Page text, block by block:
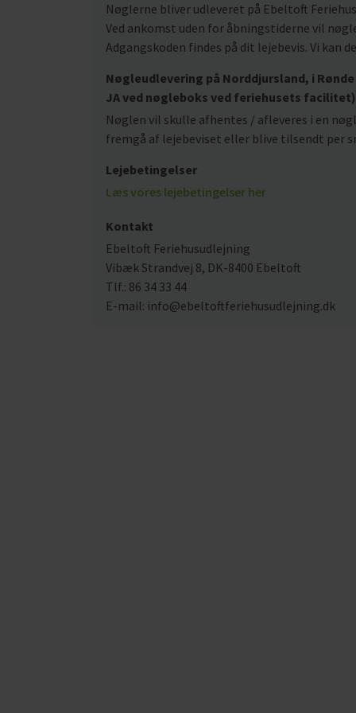
Nøglerne bliver udleveret på Ebeltoft
Ved ankomst uden for åbningstiderne vil
Adgangskoden findes på dit lejebevis. Vi kan
Nøgleudlevering på Norddjursland, i
JA ved nøgleboks ved feriehusets facilitet)
Nøglen vil skulle afhentes / afleveres i en
fremgå af lejebeviset eller blive tilsendt per
Lejebetingelser
Læs vores lejebetingelser her
Kontakt
Ebeltoft Feriehusudlejning
Vibæk Strandvej 8, DK-8400 Ebeltoft
Tlf.: 86 34 33 44
E-mail: info@ebeltoftferiehusudlejning.dk